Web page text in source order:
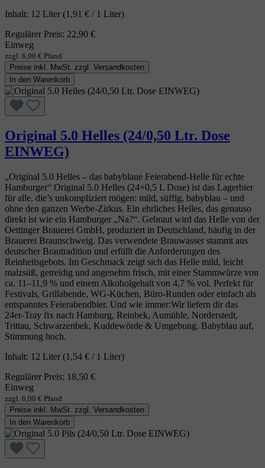
Inhalt: 12 Liter (1,91 € / 1 Liter)
Regulärer Preis: 22,90 €
Einweg
zzgl. 6,00 € Pfand
Preise inkl. MwSt. zzgl. Versandkosten
In den Warenkorb
Original 5.0 Helles (24/0,50 Ltr. Dose
EINWEG)
„Original 5.0 Helles – das babyblaue Feierabend‑Helle für echte
Hamburger“ Original 5.0 Helles (24×0,5 L Dose) ist das Lagerbier
für alle, die’s unkompliziert mögen: mild, süffig, babyblau – und
ohne den ganzen Werbe‑Zirkus. Ein ehrliches Helles, das genauso
direkt ist wie ein Hamburger „Na?“. Gebraut wird das Helle von der
Oettinger Brauerei GmbH, produziert in Deutschland, häufig in der
Brauerei Braunschweig. Das verwendete Brauwasser stammt aus
deutscher Brautradition und erfüllt die Anforderungen des
Reinheitsgebots. Im Geschmack zeigt sich das Helle mild, leicht
malzsüß, getreidig und angenehm frisch, mit einer Stammwürze von
ca. 11–11,9 % und einem Alkoholgehalt von 4,7 % vol. Perfekt für
Festivals, Grillabende, WG‑Küchen, Büro‑Runden oder einfach als
entspanntes Feierabendbier. Und wie immer:Wir liefern dir das
24er‑Tray fix nach Hamburg, Reinbek, Aumühle, Norderstedt,
Trittau, Schwarzenbek, Kuddewörde & Umgebung. Babyblau auf,
Stimmung hoch.
Inhalt: 12 Liter (1,54 € / 1 Liter)
Regulärer Preis: 18,50 €
Einweg
zzgl. 6,00 € Pfand
Preise inkl. MwSt. zzgl. Versandkosten
In den Warenkorb